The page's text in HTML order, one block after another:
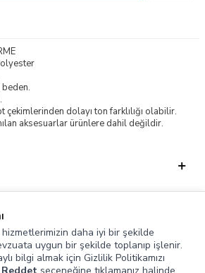
çekimlerinden dolayı ton farklılığı olabilir.
aksesuarlar ürünlere dahil değildir.
daha iyi bir şekilde
uygun bir şekilde toplanıp işlenir.
bilgi almak için Gizlilik Politikamızı